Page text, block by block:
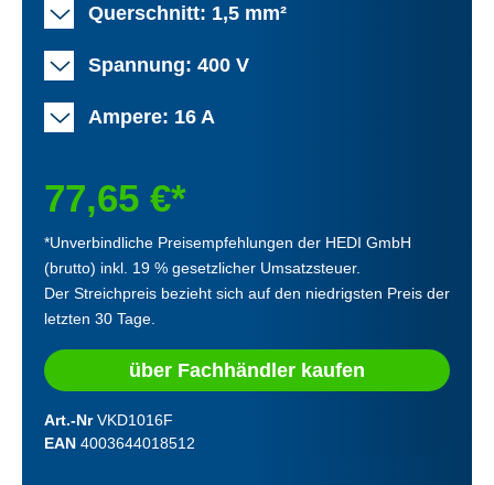
Querschnitt: 1,5 mm²
Spannung: 400 V
Ampere: 16 A
77,65 €*
*Unverbindliche Preisempfehlungen der HEDI GmbH
(brutto) inkl. 19 % gesetzlicher Umsatzsteuer.
Der Streichpreis bezieht sich auf den niedrigsten Preis der
letzten 30 Tage.
über Fachhändler kaufen
Art.-NrVKD1016F
EAN 4003644018512